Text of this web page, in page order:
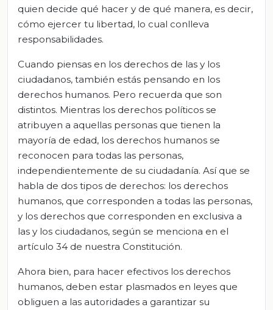
quien decide qué hacer y de qué manera, es decir,
cómo ejercer tu libertad, lo cual conlleva
responsabilidades.
Cuando piensas en los derechos de las y los
ciudadanos, también estás pensando en los
derechos humanos. Pero recuerda que son
distintos. Mientras los derechos políticos se
atribuyen a aquellas personas que tienen la
mayoría de edad, los derechos humanos se
reconocen para todas las personas,
independientemente de su ciudadanía. Así que se
habla de dos tipos de derechos: los derechos
humanos, que corresponden a todas las personas,
y los derechos que corresponden en exclusiva a
las y los ciudadanos, según se menciona en el
artículo 34 de nuestra Constitución.
Ahora bien, para hacer efectivos los derechos
humanos, deben estar plasmados en leyes que
obliguen a las autoridades a garantizar su